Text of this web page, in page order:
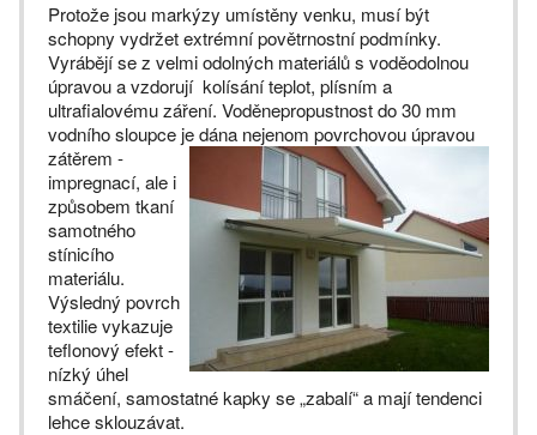
Protože jsou markýzy umístěny venku, musí být
schopny vydržet extrémní povětrnostní podmínky.
Vyrábějí se z velmi odolných materiálů s voděodolnou
úpravou a vzdorují kolísání teplot, plísním a
ultrafialovému záření. Voděnepropustnost do 30 mm
vodního sloupce je dána nejenom povrchovou úpravou
zátěrem -
impregnací, ale i
způsobem tkaní
samotného
stínicího
materiálu.
Výsledný povrch
textilie vykazuje
teflonový efekt -
nízký úhel
smáčení, samostatné kapky se „zabalí“ a mají tendenci
lehce sklouzávat.